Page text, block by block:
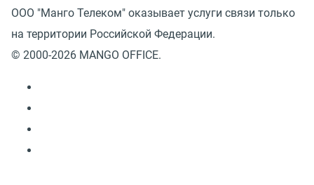
ООО "Манго Телеком" оказывает услуги связи только
на территории Российской Федерации.
© 2000-2026 MANGO OFFICE.